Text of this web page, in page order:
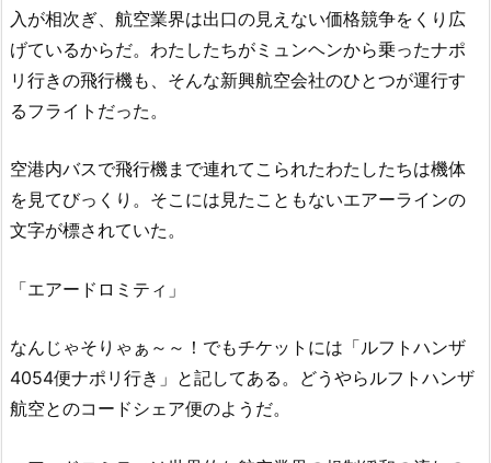
入が相次ぎ、航空業界は出口の見えない価格競争をくり広
げているからだ。わたしたちがミュンヘンから乗ったナポ
リ行きの飛行機も、そんな新興航空会社のひとつが運行す
るフライトだった。
空港内バスで飛行機まで連れてこられたわたしたちは機体
を見てびっくり。そこには見たこともないエアーラインの
文字が標されていた。
「エアードロミティ」
なんじゃそりゃぁ～～！でもチケットには「ルフトハンザ
4054便ナポリ行き」と記してある。どうやらルフトハンザ
航空とのコードシェア便のようだ。